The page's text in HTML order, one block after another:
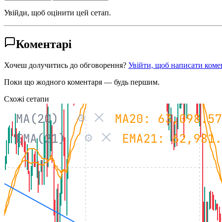
Увійди, щоб оцінити цей сетап.
Коментарі
Хочеш долучитись до обговорення? Увійти, щоб написати
Поки що жодного коментаря — будь першим.
Схожі сетапи